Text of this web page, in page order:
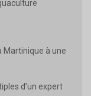
Martinique à une
d’un expert